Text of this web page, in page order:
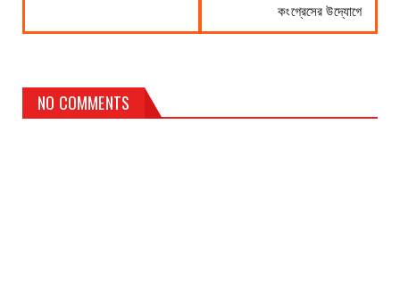
কংগ্রেসের উদ্যোগে
NO COMMENTS